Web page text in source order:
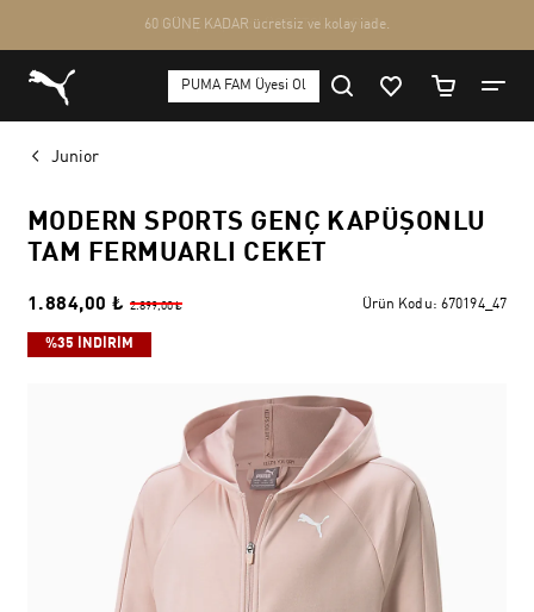
Junior
MODERN SPORTS GENÇ KAPÜŞONLU
TAM FERMUARLI CEKET
1.884,00 ₺ 2.899,00 ₺ Ürün Kodu: 670194_47
%35 İNDİRİM